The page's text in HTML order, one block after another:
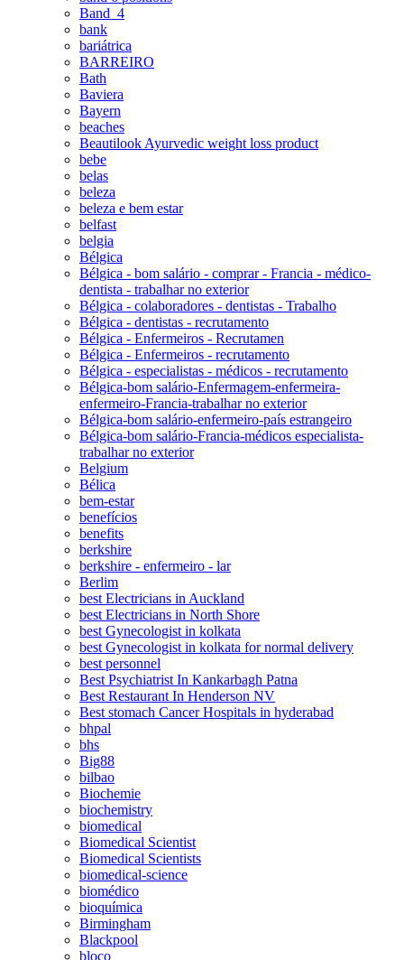
Band_4
bank
bariátrica
BARREIRO
Bath
Baviera
Bayern
beaches
Beautilook Ayurvedic weight loss product
bebe
belas
beleza
beleza e bem estar
belfast
belgia
Bélgica
Bélgica - bom salário - comprar - Francia - médico-
dentista - trabalhar no exterior
Bélgica - colaboradores - dentistas - Trabalho
Bélgica - dentistas - recrutamento
Bélgica - Enfermeiros - Recrutamen
Bélgica - Enfermeiros - recrutamento
Bélgica - especialistas - médicos - recrutamento
Bélgica-bom salário-Enfermagem-enfermeira-
enfermeiro-Francia-trabalhar no exterior
Bélgica-bom salário-enfermeiro-país estrangeiro
Bélgica-bom salário-Francia-médicos especialista-
trabalhar no exterior
Belgium
Bélica
bem-estar
benefícios
benefits
berkshire
berkshire - enfermeiro - lar
Berlim
best Electricians in Auckland
best Electricians in North Shore
best Gynecologist in kolkata
best Gynecologist in kolkata for normal delivery
best personnel
Best Psychiatrist In Kankarbagh Patna
Best Restaurant In Henderson NV
Best stomach Cancer Hospitals in hyderabad
bhpal
bhs
Big88
bilbao
Biochemie
biochemistry
biomedical
Biomedical Scientist
Biomedical Scientists
biomedical-science
biomédico
bioquímica
Birmingham
Blackpool
bloco